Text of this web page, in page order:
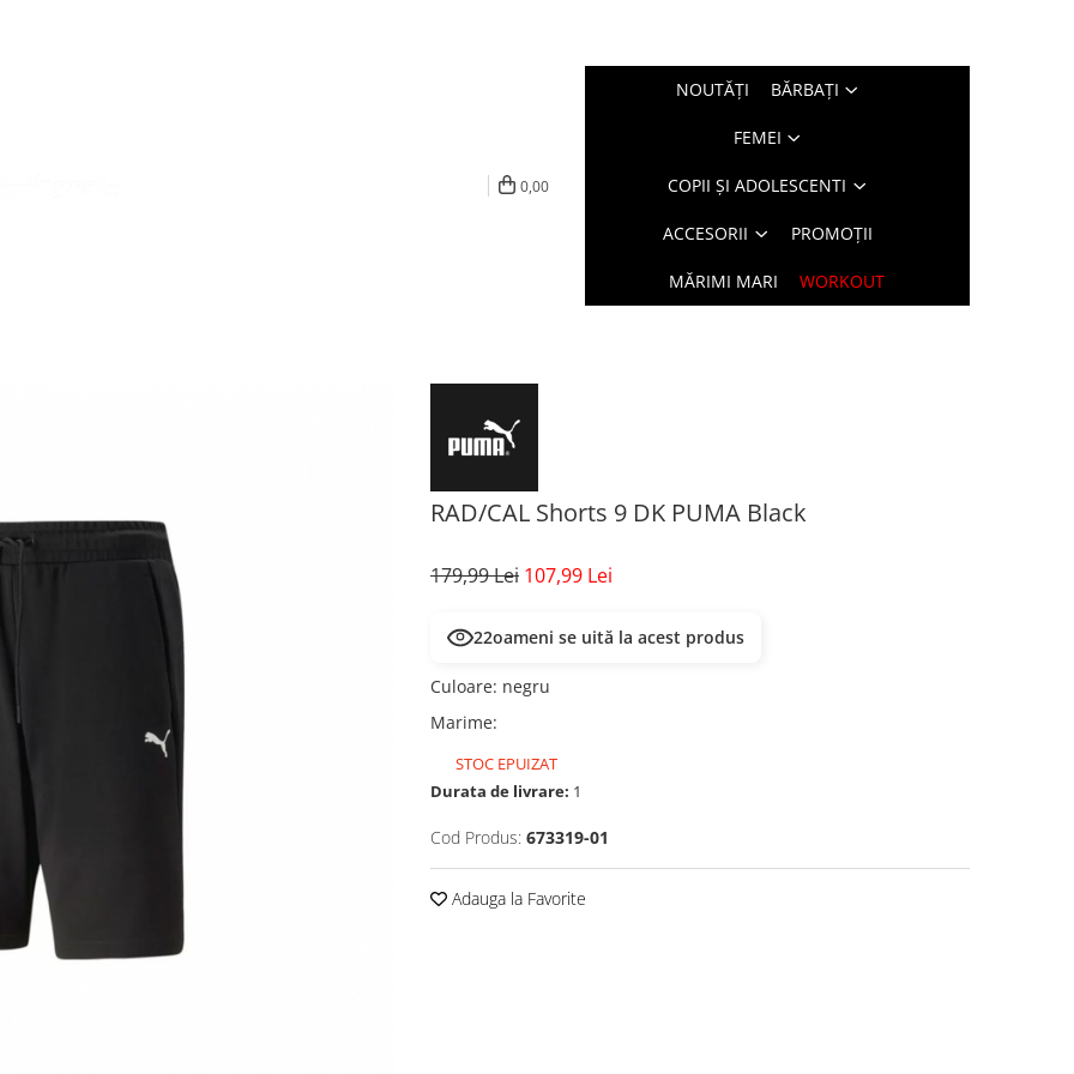
0,00
NOUTĂŢI BĂRBAŢI
FEMEI
COPII ȘI ADOLESCENTI
ACCESORII PROMOȚII
MĂRIMI MARI WORKOUT
RAD/CAL Shorts 9 DK PUMA Black
179,99 Lei 107,99 Lei
25oameni se uită la acest produs
Culoare: negru
Marime:
STOC EPUIZAT
Durata de livrare: 1
Cod Produs: 673319-01
Adauga la Favorite